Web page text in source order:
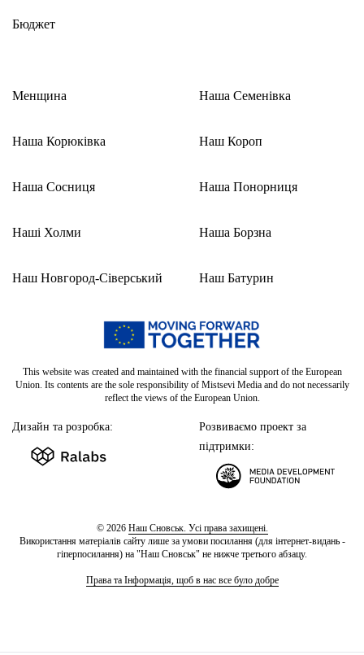
Бюджет
Менщина
Наша Корюківка
Наша Сосниця
Наші Холми
Наш Новгород-Сіверський
Наша Семенівка
Наш Короп
Наша Понорниця
Наша Борзна
Наш Батурин
This website was created and maintained with the financial support of the European
Union. Its contents are the sole responsibility of Mistsevi Media and do not necessarily
reflect the views of the European Union.
Дизайн та розробка:
Розвиваємо проект за
підтримки:
© 2026 Наш Сновськ. Усі права захищені.
Використання матеріалів сайту лише за умови посилання (для інтернет-видань -
гіперпосилання) на "Наш Сновськ" не нижче третього абзацу.
Права та Інформація, щоб в нас все було добре